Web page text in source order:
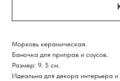
Морковь керамическая.
Баночка для приправ и соусов.
Размер: 9. 5 см.
Идеальна для декора интерьера и